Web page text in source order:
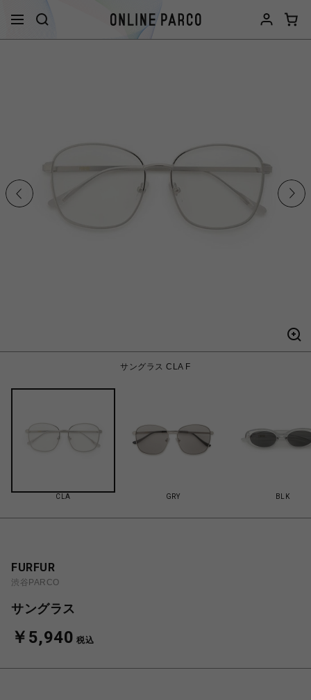
サングラス CLA F
CLA GRY BLK
FURFUR
渋谷PARCO
サングラス
￥5,940 税込